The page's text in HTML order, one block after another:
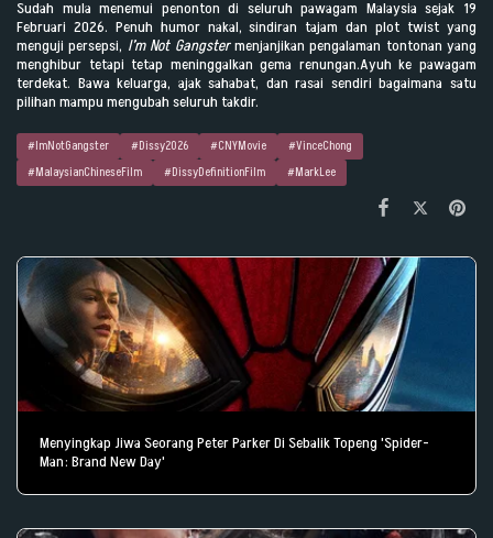
Sudah mula menemui penonton di seluruh pawagam Malaysia sejak 19
Februari 2026. Penuh humor nakal, sindiran tajam dan plot twist yang
menguji persepsi, I’m Not Gangstermenjanjikan pengalaman tontonan yang
menghibur tetapi tetap meninggalkan gema renungan.Ayuh ke pawagam
terdekat. Bawa keluarga, ajak sahabat, dan rasai sendiri bagaimana satu
pilihan mampu mengubah seluruh takdir.
#ImNotGangster #Dissy2026 #CNYMovie
#VinceChong
#MalaysianChineseFilm
#DissyDefinitionFilm #MarkLee
Menyingkap Jiwa Seorang Peter Parker Di Sebalik Topeng 'Spider-
Man: Brand New Day'